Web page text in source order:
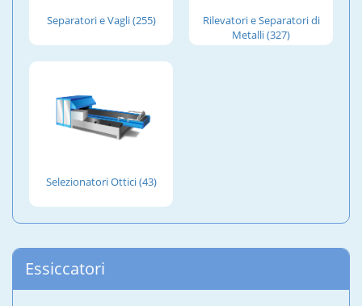
Separatori e Vagli (255)
Rilevatori e Separatori di
Metalli (327)
Selezionatori Ottici (43)
Essiccatori